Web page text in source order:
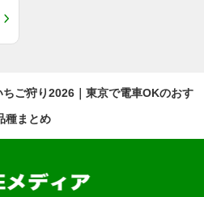
ちご狩り2026｜東京で電車OKのおす
種まとめ